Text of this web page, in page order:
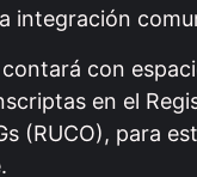
integración
con
en el
(RUCO), para